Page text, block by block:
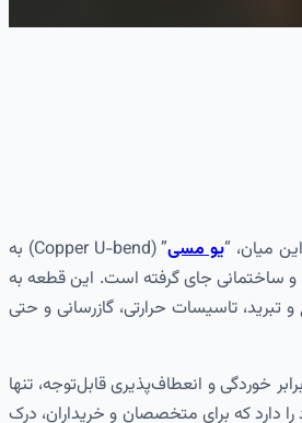
میان، “یو مسی
” (Copper U-bend) به
صنعتی و ساختمانی جای گرفته است. این قطعه به
تاسیسات حرارتی، گازرسانی و حتی
خوردگی و انعطاف‌پذیری قابل‌توجه، تنها
دارد که برای متخصصان و خریداران، درک